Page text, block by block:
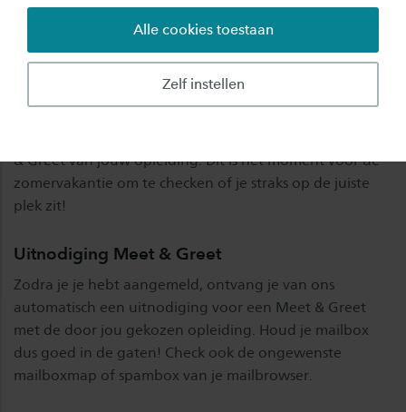
Zelf instellen
Alle cookies toestaan
Wat is Meet & Greet?
Na je aanmelding bij Saxion wil je natuurlijk weten wat
je te wachten staat. Met wie ga je bijvoorbeeld studeren
& Greet van jouw opleiding. Dit is hét moment voor de
zomervakantie om te checken of je straks op de juiste
plek zit!
Uitnodiging Meet & Greet
Zodra je je hebt aangemeld, ontvang je van ons
automatisch een uitnodiging voor een Meet & Greet
met de door jou gekozen opleiding. Houd je mailbox
dus goed in de gaten! Check ook de ongewenste
mailboxmap of spambox van je mailbrowser.